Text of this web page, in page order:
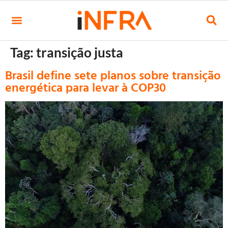
Tag:transição justa
Brasil define sete planos sobre transição
energética para levar à COP30